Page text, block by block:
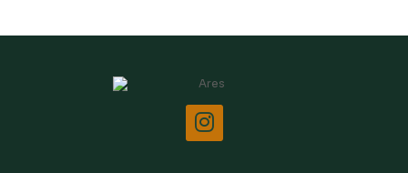
Como saber se meu fornecedor é qualificado para
receber meus resíduos?
Como saber se preciso de cadastro no IBAMA?